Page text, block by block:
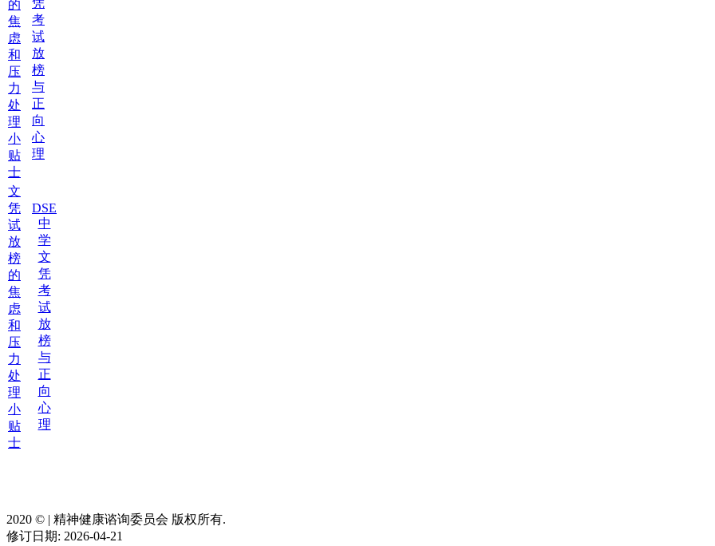
文
凭
试
放
榜
的
焦
虑
和
压
力
处
理
小
贴
士
DSE
中
学
文
凭
考
试
放
榜
与
正
向
心
理
2020 ©️ | 精神健康谘询委员会 版权所有.
修订日期: 2026-04-21